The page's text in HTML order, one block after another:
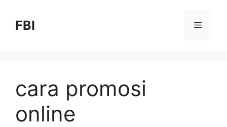
FBI
cara promosi
online